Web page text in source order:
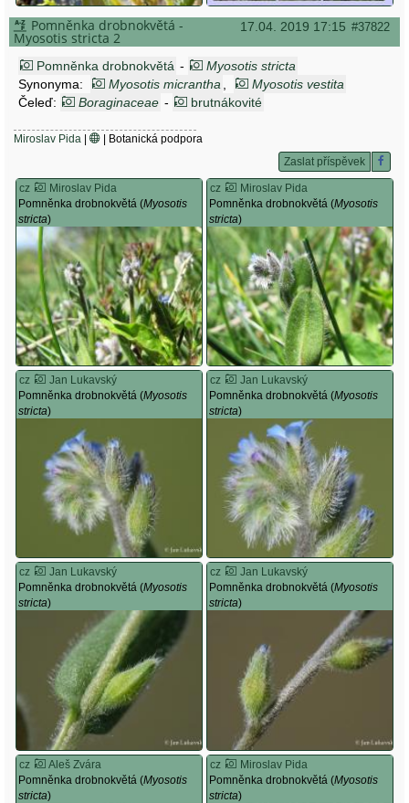
17.04. 2019 17:15 #37822
Pomněnka drobnokvětá -
Myosotis stricta 2
Pomněnka drobnokvětá -
Myosotis stricta
Synonyma:
Myosotis micrantha
Myosotis vestita
Čeleď:
Boraginaceae - brutnákovité
Miroslav Pida |
| Botanická podpora
Zaslat příspěvek
cz
Miroslav Pida
Pomněnka drobnokvětá (Myosotis
stricta)
cz
Miroslav Pida
Pomněnka drobnokvětá (Myosotis
stricta)
cz
Jan Lukavský
Pomněnka drobnokvětá (Myosotis
stricta)
cz
Jan Lukavský
Pomněnka drobnokvětá (Myosotis
stricta)
cz
Jan Lukavský
Pomněnka drobnokvětá (Myosotis
stricta)
cz
Jan Lukavský
Pomněnka drobnokvětá (Myosotis
stricta)
cz
Aleš Zvára
Pomněnka drobnokvětá (Myosotis
stricta)
cz
Miroslav Pida
Pomněnka drobnokvětá (Myosotis
stricta)